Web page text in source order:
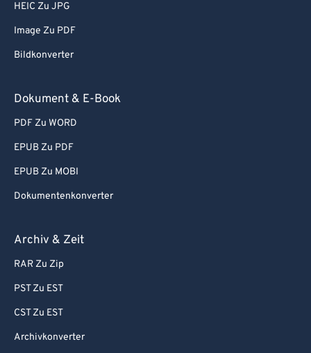
HEIC Zu JPG
Image Zu PDF
Bildkonverter
Dokument & E-Book
PDF Zu WORD
EPUB Zu PDF
EPUB Zu MOBI
Dokumentenkonverter
Archiv & Zeit
RAR Zu Zip
PST Zu EST
CST Zu EST
Archivkonverter